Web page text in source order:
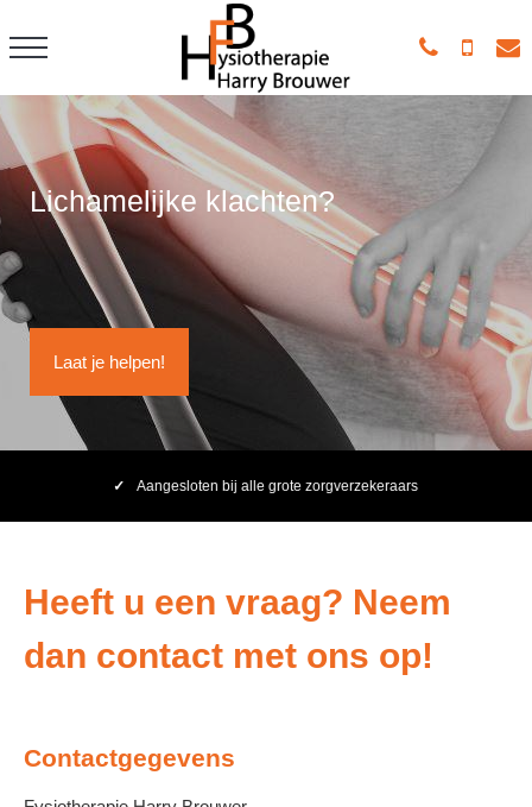
Lichamelijke klachten?
Laat je helpen!
Aangesloten bij alle grote zorgverzekeraars
Heeft u een vraag? Neem
dan contact met ons op!
Contactgegevens